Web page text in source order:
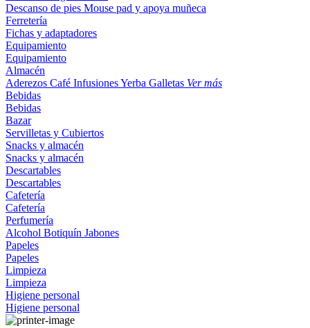
Descanso de pies Mouse pad y apoya muñeca
Ferretería
Fichas y adaptadores
Equipamiento
Equipamiento
Almacén
Aderezos Café InfusionesYerba Galletas Ver más
Bebidas
Bebidas
Bazar
Servilletas y Cubiertos
Snacks y almacén
Snacks y almacén
Descartables
Descartables
Cafetería
Cafetería
Perfumería
Alcohol Botiquín Jabones
Papeles
Papeles
Limpieza
Limpieza
Higiene personal
Higiene personal